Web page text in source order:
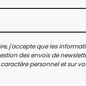
j'accepte que les
des envois de
personnel et sur